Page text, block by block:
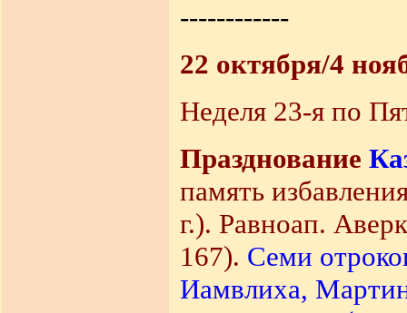
------------
22 октября/4
Неделя 23-я по
Празднование
память
г.). Равноап.
167). Семи
Иамвлиха,